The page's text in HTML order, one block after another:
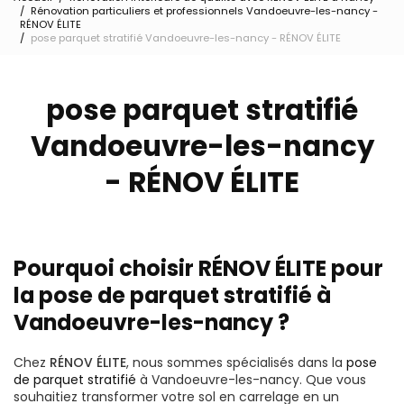
Rénovation particuliers et professionnels Vandoeuvre-les-nancy -
RÉNOV ÉLITE
pose parquet stratifié Vandoeuvre-les-nancy - RÉNOV ÉLITE
pose parquet stratifié
Vandoeuvre-les-nancy
- RÉNOV ÉLITE
Pourquoi choisir RÉNOV ÉLITE pour
la pose de parquet stratifié à
Vandoeuvre-les-nancy ?
Chez RÉNOV ÉLITE, nous sommes spécialisés dans la pose
de parquet stratifié à Vandoeuvre-les-nancy. Que vous
souhaitiez transformer votre sol en carrelage en un